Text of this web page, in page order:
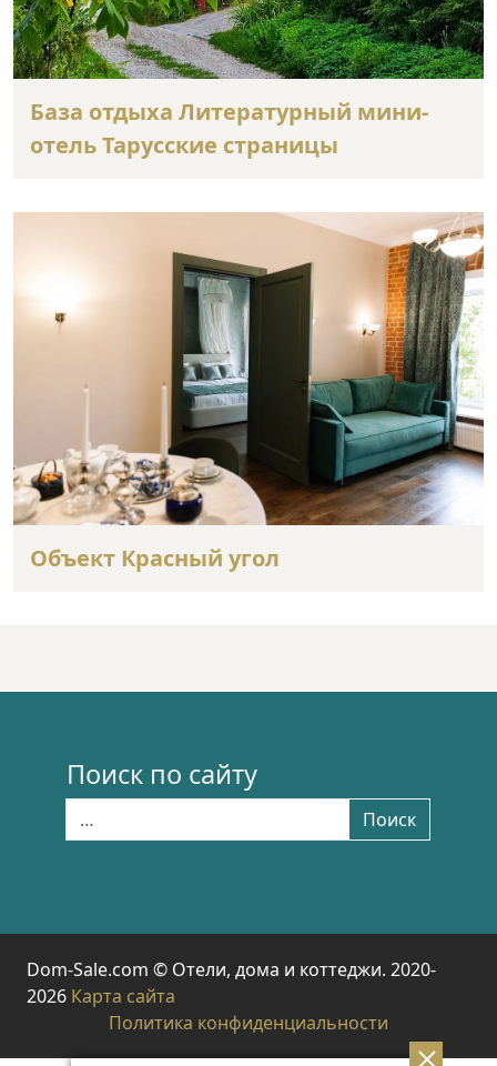
База отдыха Литературный мини-
отель Тарусские страницы
Объект Красный угол
Поиск по сайту
Поиск
Dom-Sale.com © Отели, дома и коттеджи. 2020-
2026 Карта сайта
Политика конфиденциальности